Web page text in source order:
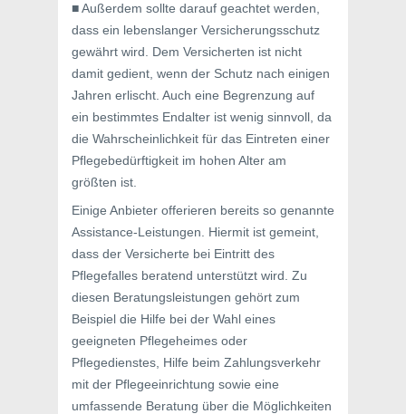
■ Außerdem sollte darauf geachtet werden,
dass ein lebenslanger Versicherungsschutz
gewährt wird. Dem Versicherten ist nicht
damit gedient, wenn der Schutz nach einigen
Jahren erlischt. Auch eine Begrenzung auf
ein bestimmtes Endalter ist wenig sinnvoll, da
die Wahrscheinlichkeit für das Eintreten einer
Pflegebedürftigkeit im hohen Alter am
größten ist.
Einige Anbieter offerieren bereits so genannte
Assistance-Leistungen. Hiermit ist gemeint,
dass der Versicherte bei Eintritt des
Pflegefalles beratend unterstützt wird. Zu
diesen Beratungsleistungen gehört zum
Beispiel die Hilfe bei der Wahl eines
geeigneten Pflegeheimes oder
Pflegedienstes, Hilfe beim Zahlungsverkehr
mit der Pflegeeinrichtung sowie eine
umfassende Beratung über die Möglichkeiten